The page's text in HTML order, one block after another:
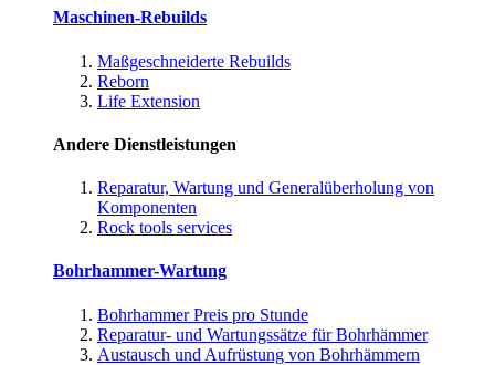
Maschinen-Rebuilds
Maßgeschneiderte Rebuilds
Reborn
Life Extension
Andere Dienstleistungen
Reparatur, Wartung und Generalüberholung von
Komponenten
Rock tools services
Bohrhammer-Wartung
Bohrhammer Preis pro Stunde
Reparatur- und Wartungssätze für Bohrhämmer
Austausch und Aufrüstung von Bohrhämmern